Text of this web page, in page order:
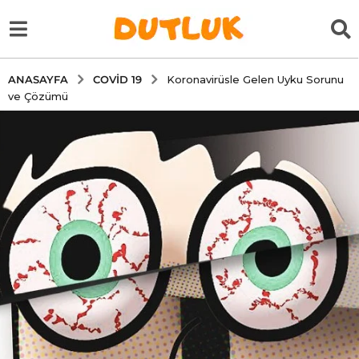
ANASAYFA COVID 19
Koronavirüsle Gelen Uyku Sorunu
ve Çözümü